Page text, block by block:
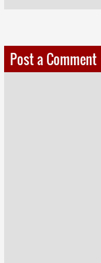
Post a Comment